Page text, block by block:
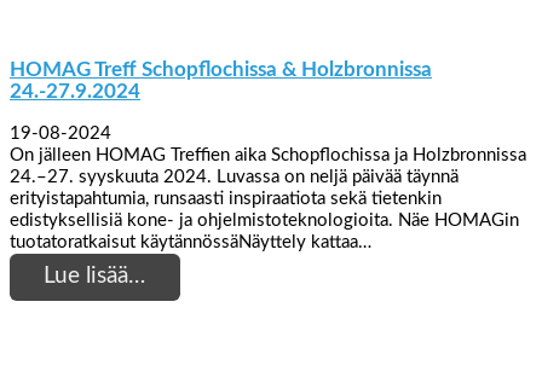
HOMAG Treff Schopflochissa & Holzbronnissa
24.-27.9.2024
19-08-2024
On jälleen HOMAG Treffien aika Schopflochissa ja Holzbronnissa
24.–27. syyskuuta 2024. Luvassa on neljä päivää täynnä
erityistapahtumia, runsaasti inspiraatiota sekä tietenkin
edistyksellisiä kone- ja ohjelmistoteknologioita. Näe HOMAGin
tuotatoratkaisut käytännössäNäyttely kattaa…
Lue lisää…